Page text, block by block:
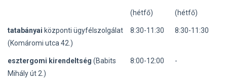
(hétfő) (hétfő)
tatabányai központi ügyfélszolgálat
(Komáromi utca 42.)
8:30-11:30 8:30-11:30
esztergomi kirendeltség (Babits
Mihály út 2.)
8:00-12:00 -